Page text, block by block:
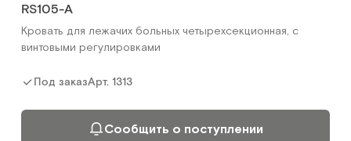
RS105-А
Кровать для лежачих больных четырехсекционная, с
винтовыми регулировками
Под заказАрт. 1313
Сообщить о поступлении